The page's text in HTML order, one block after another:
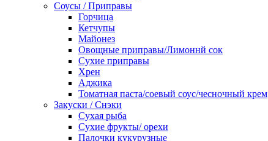
Соусы / Приправы
Горчица
Кетчупы
Майонез
Овощные приправы/Лимоннй сок
Сухие приправы
Хрен
Аджика
Томатная паста/соевый соус/чесночный крем
Закуски / Снэки
Сухая рыба
Сухие фрукты/ орехи
Палочки кукурузные